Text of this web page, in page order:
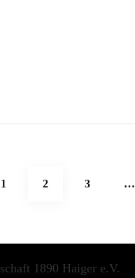
SEITE
1 SEITE
2 SEITE
3 …